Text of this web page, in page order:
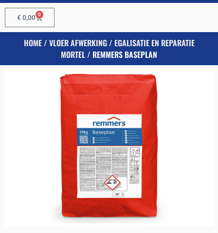
€0,00 0
HOME/ VLOER AFWERKING/ EGALISATIE EN REPARATIE
MORTEL/ REMMERS BASEPLAN